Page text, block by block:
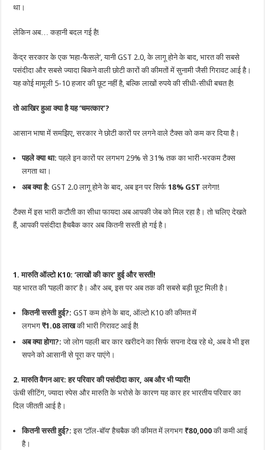
था।
लेकिन अब… कहानी बदल गई है!
केंद्र सरकार के एक ‘महा-फैसले’, यानी GST 2.0, के लागू होने के बाद, भारत की सबसे
पसंदीदा और सबसे ज्यादा बिकने वाली छोटी कारों की कीमतों में सुनामी जैसी गिरावट आई है।
यह कोई मामूली 5-10 हजार की छूट नहीं है, बल्कि लाखों रुपये की सीधी-सीधी बचत है!
तो आखिर हुआ क्या है यह ‘चमत्कार’?
आसान भाषा में समझिए, सरकार ने छोटी कारों पर लगने वाले टैक्स को कम कर दिया है।
पहले क्या था: पहले इन कारों पर लगभग 29% से 31% तक का भारी-भरकम टैक्स
लगता था।
अब क्या है: GST 2.0 लागू होने के बाद, अब इन पर सिर्फ18% GST लगेगा!
टैक्स में इस भारी कटौती का सीधा फायदा अब आपकी जेब को मिल रहा है। तो चलिए देखते
हैं, आपकी पसंदीदा हैचबैक कार अब कितनी सस्ती हो गई है।
1. मारुति ऑल्टो K10: ‘लाखों की कार’ हुई और सस्ती!
यह भारत की ‘पहली कार’ है। और अब, इस पर अब तक की सबसे बड़ी छूट मिली है।
कितनी सस्ती हुई?: GST कम होने के बाद, ऑल्टो K10 की कीमत में
लगभग₹1.08 लाखकी भारी गिरावट आई है!
अब क्या होगा?: जो लोग पहली बार कार खरीदने का सिर्फ सपना देख रहे थे, अब वे भी इस
सपने को आसानी से पूरा कर पाएंगे।
2. मारुति वैगन आर: हर परिवार की पसंदीदा कार, अब और भी प्यारी!
ऊंची सीटिंग, ज्यादा स्पेस और मारुति के भरोसे के कारण यह कार हर भारतीय परिवार का
दिल जीतती आई है।
कितनी सस्ती हुई?: इस ‘टॉल-बॉय’ हैचबैक की कीमत में लगभग ₹80,000की कमी आई
है।